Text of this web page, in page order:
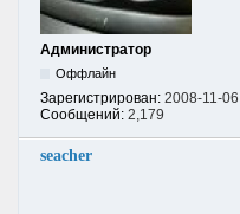
Администратор
Оффлайн
Зарегистрирован: 2008-11-06
Сообщений: 2,179
seacher